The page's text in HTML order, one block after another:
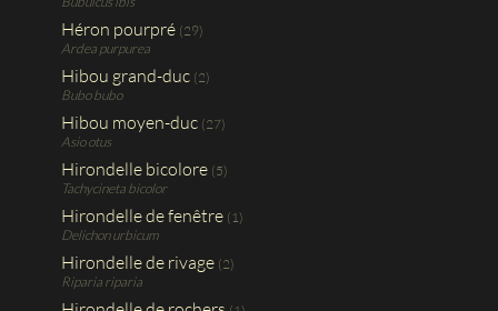
Héron pourpré (29)
Ardea purpurea
Hibou grand-duc (2)
Bubo bubo
Hibou moyen-duc (27)
Asio otus
Hirondelle bicolore (5)
Tachycineta bicolor
Hirondelle de fenêtre (1)
Delichon urbicum
Hirondelle de rivage (2)
Riparia riparia